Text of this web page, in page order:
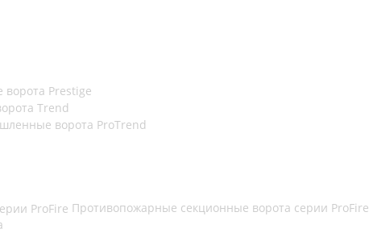
Prestige
Trend
ворота ProTrend
Противопожарные секционные ворота серии ProFire